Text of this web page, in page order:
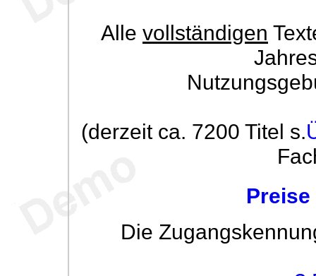
Alle vollständigen
(derzeit ca. 7200 Titel s.
Die